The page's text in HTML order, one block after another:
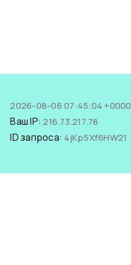
2026-08-06 07:45:04 +0000
Ваш IP:216.73.217.78
ID запроса: 4jKp5Xf6HW21